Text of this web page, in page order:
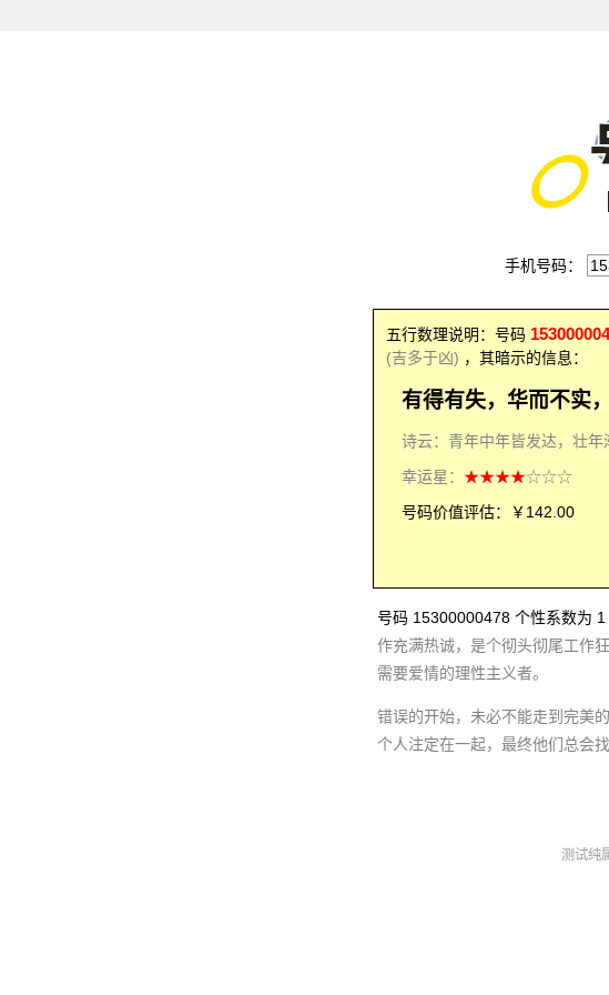
手机号码：
五行数理说明：号码
(吉多于凶) ，其暗示的信息：
有得有失，华而不实
诗云：青年中年皆发达，壮年
幸运星：★★★★☆☆☆
号码价值评估：￥142.00
号码 15300000478 个性系数为
作充满热诚，是个彻头彻尾工作
需要爱情的理性主义者。
错误的开始，未必不能走到完美
个人注定在一起，最终他们总会
测试纯